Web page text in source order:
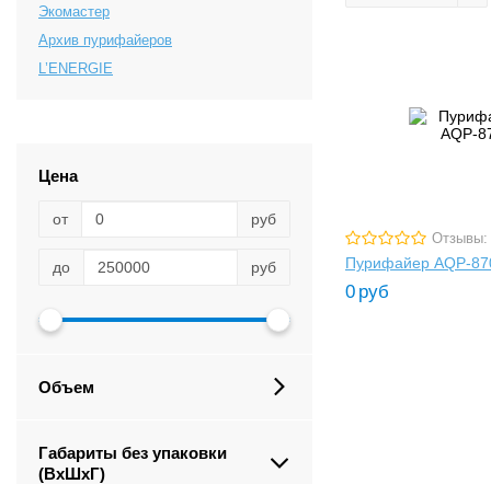
Экомастер
Архив пурифайеров
L’ENERGIE
Цена
от руб
до руб
Объем
Габариты без упаковки
(ВxШxГ)
280х320х1050
1185х370х390
1150х340х360
1150х340х350
1110х410х290
1120х310х400
Отзывы:
Пурифайер AQP-
0 руб